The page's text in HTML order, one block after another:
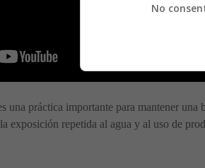
una práctica importante para mantener
exposición repetida al agua y al uso de
No